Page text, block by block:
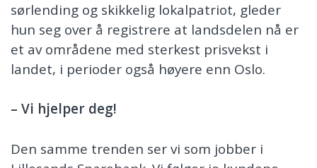
sørlending og skikkelig lokalpatriot, gleder
hun seg over å registrere at landsdelen nå er
et av områdene med sterkest prisvekst i
landet, i perioder også høyere enn Oslo.
– Vi hjelper deg!
Den samme trenden ser vi som jobber i